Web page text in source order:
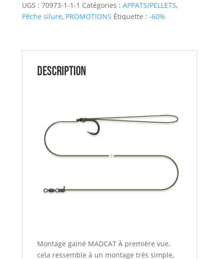
Ligne
Silure
MADCAT
UGS : 70973-1-1-1 Catégories : APPATS/PELLETS,
Pêche silure, PROMOTIONS Étiquette : -60%
Description
Montage gainé MADCAT À première vue,
cela ressemble à un montage très simple,